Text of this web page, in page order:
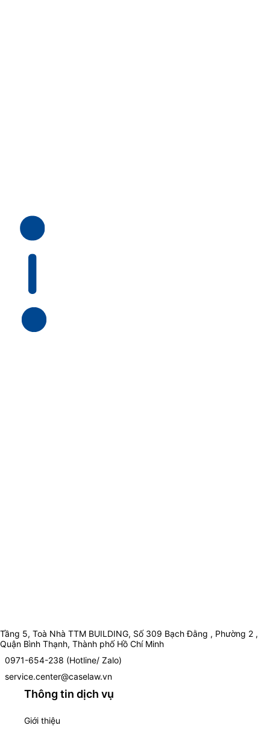
Tầng 5, Toà Nhà TTM BUILDING, Số 309 Bạch Đằng , Phường 2 ,
Quận Bình Thạnh, Thành phố Hồ Chí Minh
0971-654-238 (Hotline/ Zalo)
service.center@caselaw.vn
Thông tin dịch vụ
Giới thiệu